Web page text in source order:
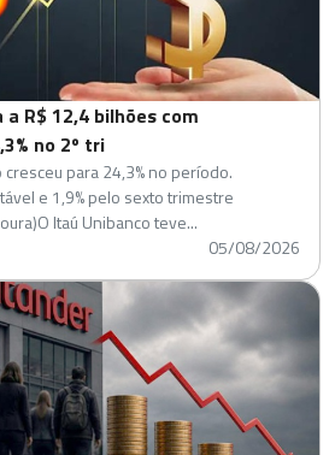
R$ 12,4 bilhões com
no 2º tri
para 24,3% no período.
e 1,9% pelo sexto trimestre
Itaú Unibanco teve...
05/08/2026